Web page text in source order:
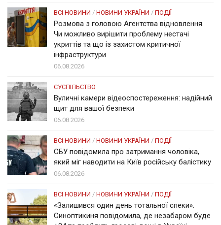
ВСІ НОВИНИ / НОВИНИ УКРАЇНИ / ПОДІЇ
Розмова з головою Агентства відновлення.
Чи можливо вирішити проблему нестачі
укриттів та що із захистом критичної
інфраструктури
06.08.2026
СУСПІЛЬСТВО
Вуличні камери відеоспостереження: надійний
щит для вашої безпеки
06.08.2026
ВСІ НОВИНИ / НОВИНИ УКРАЇНИ / ПОДІЇ
СБУ повідомила про затримання чоловіка,
який міг наводити на Київ російську балістику
06.08.2026
ВСІ НОВИНИ / НОВИНИ УКРАЇНИ / ПОДІЇ
«Залишився один день тотальної спеки».
Синоптикиня повідомила, де незабаром буде